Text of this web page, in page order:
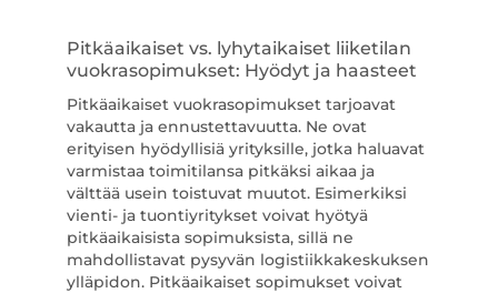
Pitkäaikaiset vs. lyhytaikaiset liiketilan
vuokrasopimukset: Hyödyt ja haasteet
Pitkäaikaiset vuokrasopimukset tarjoavat
vakautta ja ennustettavuutta. Ne ovat
erityisen hyödyllisiä yrityksille, jotka haluavat
varmistaa toimitilansa pitkäksi aikaa ja
välttää usein toistuvat muutot. Esimerkiksi
vienti- ja tuontiyritykset voivat hyötyä
pitkäaikaisista sopimuksista, sillä ne
mahdollistavat pysyvän logistiikkakeskuksen
ylläpidon. Pitkäaikaiset sopimukset voivat